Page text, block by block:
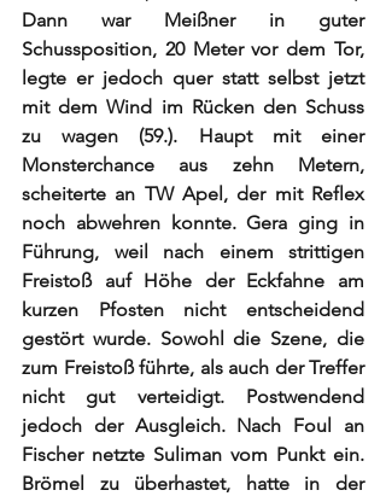
Dann war Meißner in guter
Schussposition, 20 Meter vor dem Tor,
legte er jedoch quer statt selbst jetzt
mit dem Wind im Rücken den Schuss
zu wagen (59.). Haupt mit einer
Monsterchance aus zehn Metern,
scheiterte an TW Apel, der mit Reflex
noch abwehren konnte. Gera ging in
Führung, weil nach einem strittigen
Freistoß auf Höhe der Eckfahne am
kurzen Pfosten nicht entscheidend
gestört wurde. Sowohl die Szene, die
zum Freistoß führte, als auch der Treffer
nicht gut verteidigt. Postwendend
jedoch der Ausgleich. Nach Foul an
Fischer netzte Suliman vom Punkt ein.
Brömel zu überhastet, hatte in der